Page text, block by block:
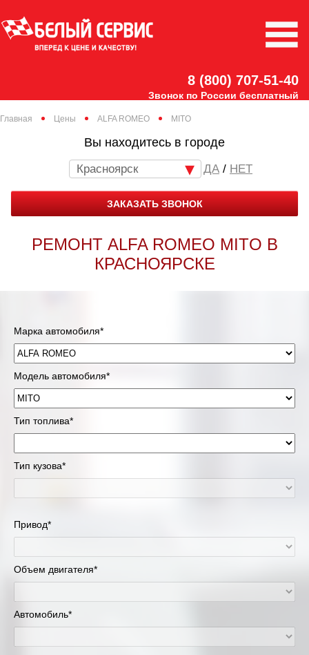
8 (800) 707-51-40
Звонок по России бесплатный
Главная Цены ALFA ROMEO MITO
Вы находитесь в городе
Красноярск / НЕТ
ЗАКАЗАТЬ ЗВОНОК
РЕМОНТ ALFA ROMEO MITO В
КРАСНОЯРСКЕ
Марка автомобиля*
Модель автомобиля*
Тип топлива*
Тип кузова*
Привод*
Объем двигателя*
Автомобиль*